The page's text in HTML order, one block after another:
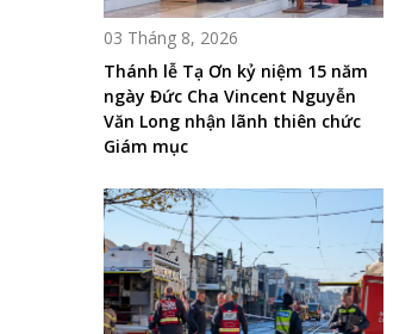
03 Tháng 8, 2026
Thánh lễ Tạ Ơn kỷ niệm 15 năm
ngày Đức Cha Vincent Nguyễn
Văn Long nhận lãnh thiên chức
Giám mục